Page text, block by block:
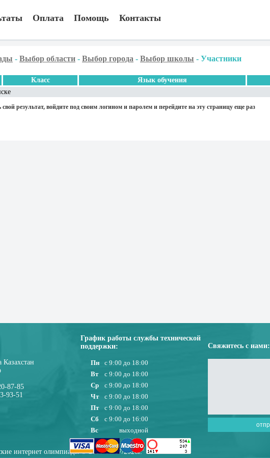
Оплата Помощь Контакты
- Выбор области - Выбор города - Выбор школы - Участники
Класс Язык обучения
результат, войдите под своим логином и паролем и перейдите на эту страницу еще раз
Казахстан
87-85
93-51
График работы службы технической
поддержки:
Пн
с 9:00 до 18:00
Вт
с 9:00 до 18:00
Ср
с 9:00 до 18:00
Чт
с 9:00 до 18:00
Пт
с 9:00 до 18:00
Сб
с 9:00 до 16:00
Вс
выходной
Свяжитесь с нами:
интернет олимпиады © 2010-08/07/2026г.